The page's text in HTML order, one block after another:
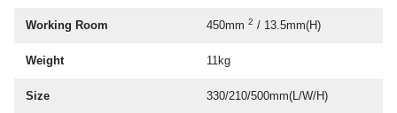
Working Room 450mm2 / 13.5mm(H)
Weight 11kg
Size 330/210/500mm(L/W/H)